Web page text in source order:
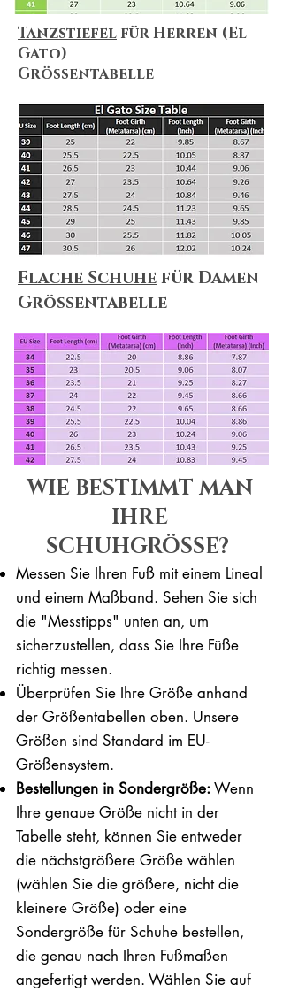
Tanzstiefel für Herren (El
Gato)
Größentabelle
Flache Schuhe für Damen
Größentabelle
WIE BESTIMMT MAN
IHRE
SCHUHGRÖSSE?
Messen Sie Ihren Fuß mit einem Lineal
und einem Maßband. Sehen Sie sich
die "Messtipps" unten an, um
sicherzustellen, dass Sie Ihre Füße
richtig messen. ​​
Überprüfen Sie Ihre Größe anhand
der Größentabellen oben. Unsere
Größen sind Standard im EU-
Größensystem.
Bestellungen in Sondergröße:Wenn
Ihre genaue Größe nicht in der
Tabelle steht, können Sie entweder
die nächstgrößere Größe wählen
(wählen Sie die größere, nicht die
kleinere Größe) oder eine
Sondergröße für Schuhe bestellen,
die genau nach Ihren Fußmaßen
angefertigt werden. Wählen Sie auf